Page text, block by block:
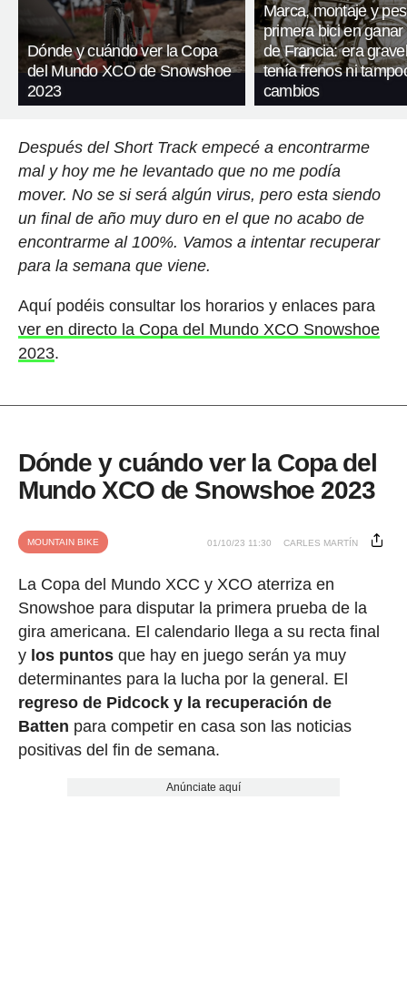
Dónde y cuándo ver la Copa
del Mundo XCO de Snowshoe
2023
Marca, montaje y
primera bici en ganar
de Francia: era
tenía frenos ni
cambios
Después del Short Track empecé a encontrarme
mal y hoy me he levantado que no me podía
mover. No se si será algún virus, pero esta siendo
un final de año muy duro en el que no acabo de
encontrarme al 100%. Vamos a intentar recuperar
para la semana que viene.
Aquí podéis consultar los horarios y enlaces para
ver en directo la Copa del Mundo XCO Snowshoe
2023.
Dónde y cuándo ver la Copa del
Mundo XCO de Snowshoe 2023
MOUNTAIN BIKE 01/10/23 11:30 CARLES MARTÍN
La Copa del Mundo XCC y XCO aterriza en
Snowshoe para disputar la primera prueba de la
gira americana. El calendario llega a su recta final
y los puntosque hay en juego serán ya muy
determinantes para la lucha por la general. El
regreso de Pidcock y la recuperación de
Batten para competir en casa son las noticias
positivas del fin de semana.
Anúnciate aquí